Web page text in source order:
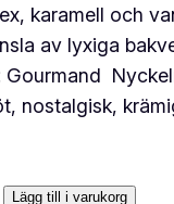
karamell och
av lyxiga
Gourmand
nostalgisk,
Lägg till i varukorg